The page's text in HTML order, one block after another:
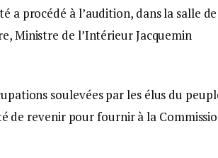
a procédé à l’audition, dans la salle de
Ministre de l’Intérieur Jacquemin
soulevées par les élus du
de revenir pour fournir à la